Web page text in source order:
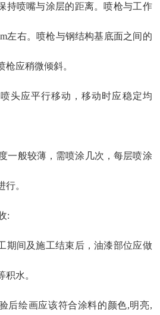
持喷嘴与涂层的距离。喷枪与工作
左右。喷枪与钢结构基底面之间的
枪应稍微倾斜。
头应平行移动，移动时应稳定均
一般较薄，需喷涂几次，每层喷涂
行。
:
期间及施工结束后，油漆部位应做
积水。
后绘画应该符合涂料的颜色,明亮,